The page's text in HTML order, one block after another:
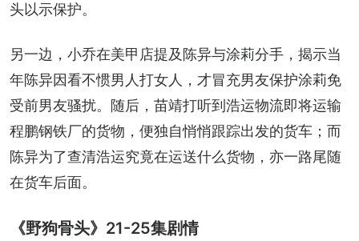
头以示保护。
另一边，小乔在美甲店提及陈异与涂莉分手，揭示当
年陈异因看不惯男人打女人，才冒充男友保护涂莉免
受前男友骚扰。随后，苗靖打听到浩运物流即将运输
程鹏钢铁厂的货物，便独自悄悄跟踪出发的货车；而
陈异为了查清浩运究竟在运送什么货物，亦一路尾随
在货车后面。
《野狗骨头》21-25集剧情